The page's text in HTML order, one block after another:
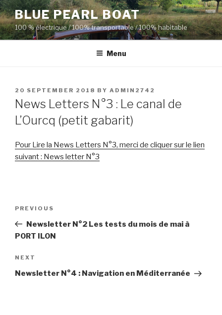
Skip
to
content
BLUE PEARL BOAT
100 % électrique / 100% transportable / 100% habitable
Menu
POSTED
ON
20 SEPTEMBER 2018 BY ADMIN2742
News Letters N°3 : Le canal de
L’Ourcq (petit gabarit)
Pour Lire la News Letters N°3, merci de cliquer sur le lien
suivant : News letter N°3
Previous
Post
PREVIOUS
Newsletter N°2 Les tests du mois de mai à
PORT ILON
Next
Post
NEXT
Newsletter N°4 : Navigation en Méditerranée